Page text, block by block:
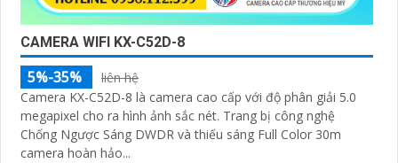
CAMERA WIFI KX-C52D-8
5%-35%
liên hệ
Camera KX-C52D-8 là camera cao cấp với độ phân giải 5.0
megapixel cho ra hình ảnh sắc nét. Trang bị công nghệ
Chống Ngược Sáng DWDR và thiếu sáng Full Color 30m
camera hoàn hảo...